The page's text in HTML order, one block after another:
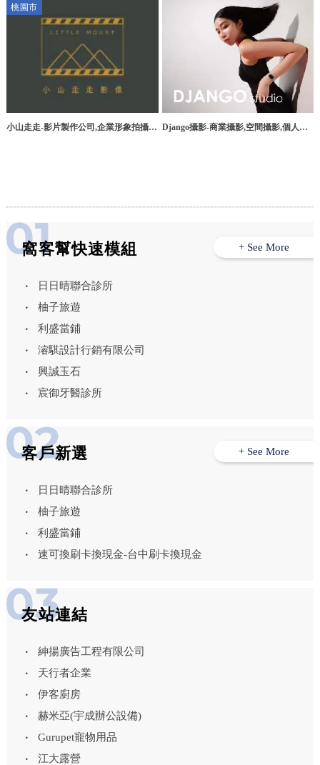
影片製作,豐原區影像製作公司
桃園市
小山走走-影片製作公司,企業形象拍攝,
Django攝影-商業攝影,空間攝影,個人寫
窩客幫快速模組
日日晴聯合診所
柚子旅遊
利盛當鋪
濬騏設計行銷有限公司
興誠玉石
宸御牙醫診所
+ See More
客戶新選
日日晴聯合診所
柚子旅遊
利盛當鋪
速可換刷卡換現金-台中刷卡換現金
+ See More
友站連結
紳揚廣告工程有限公司
天行者企業
伊客廚房
赫米亞(宇成辦公設備)
Gurupet寵物用品
江大露營